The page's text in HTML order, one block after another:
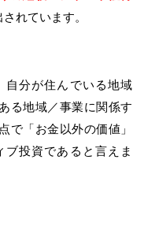
れています。
自分が住んでいる地域
る地域／事業に関係す
で「お金以外の価値」
投資であると言えま